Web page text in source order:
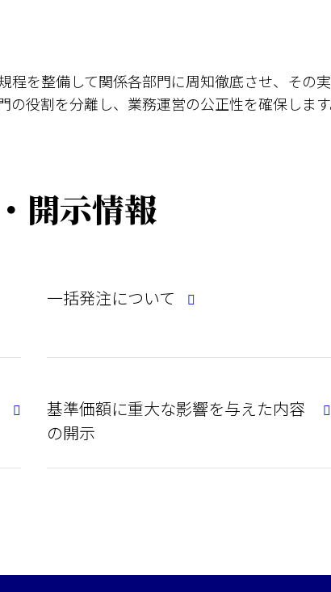
程を整備して関係各部門に周知徹底させ、その
役割を分離し、業務運営の公正性を確保します
開示情報
一括発注について
基準価額に重大な影響を与えた内容
の開示